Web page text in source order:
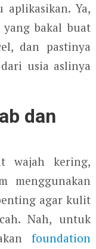
aplikasikan. Ya,
bakal buat
dan pastinya
usia aslinya
dan
wajah kering,
menggunakan
agar kulit
Nah, untuk
foundation